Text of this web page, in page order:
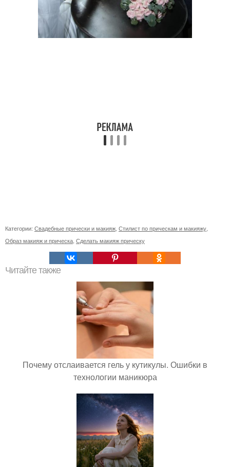
Категории: Свадебные прически и макияж Стилист по прическам и макияжу
Образ макияж и прическа Сделать макияж прическу
Читайте также
Почему отслаивается гель у кутикулы. Ошибки в
технологии маникюра